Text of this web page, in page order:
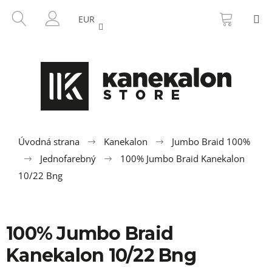
HĽADAŤ
PRIHLÁSENIE
EUR KOŠÍK
Úvodná strana Kanekalon
Jumbo Braid 100%
Jednofarebný
100% Jumbo Braid Kanekalon
10/22 Bng
100% Jumbo Braid
Kanekalon 10/22 Bng
SPÄŤ
SPÄŤ
b
e
t
e